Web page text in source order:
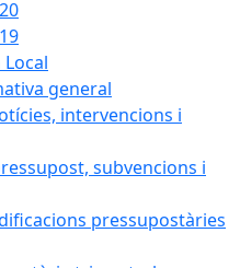
general
intervencions i
subvencions i
pressupostàries